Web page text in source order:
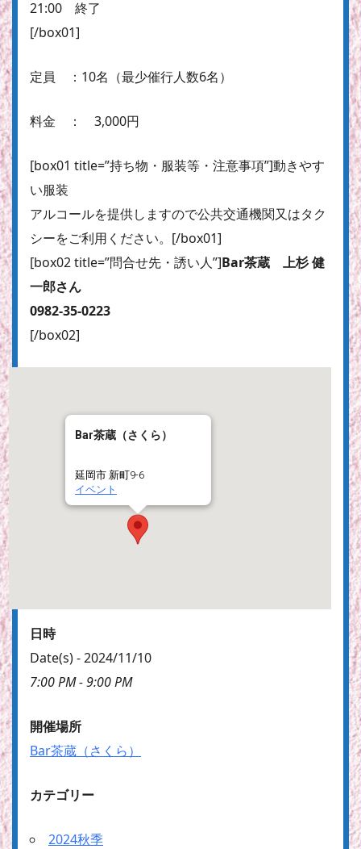
21:00 終了
[/box01]
定員 ：10名（最少催行人数6名）
料金 ： 3,000円
[box01 title=”持ち物・服装等・注意事項”]動きやす
い服装
アルコールを提供しますので公共交通機関又はタク
シーをご利用ください。[/box01]
[box02 title=”問合せ先・誘い人”]Bar茶蔵 上杉 健
一郎さん
0982-35-0223
[/box02]
Bar茶蔵（さくら）
延岡市 新町9-6
イベント
日時
Date(s) - 2024/11/10
7:00 PM - 9:00 PM
開催場所
Bar茶蔵（さくら）
カテゴリー
2024秋季